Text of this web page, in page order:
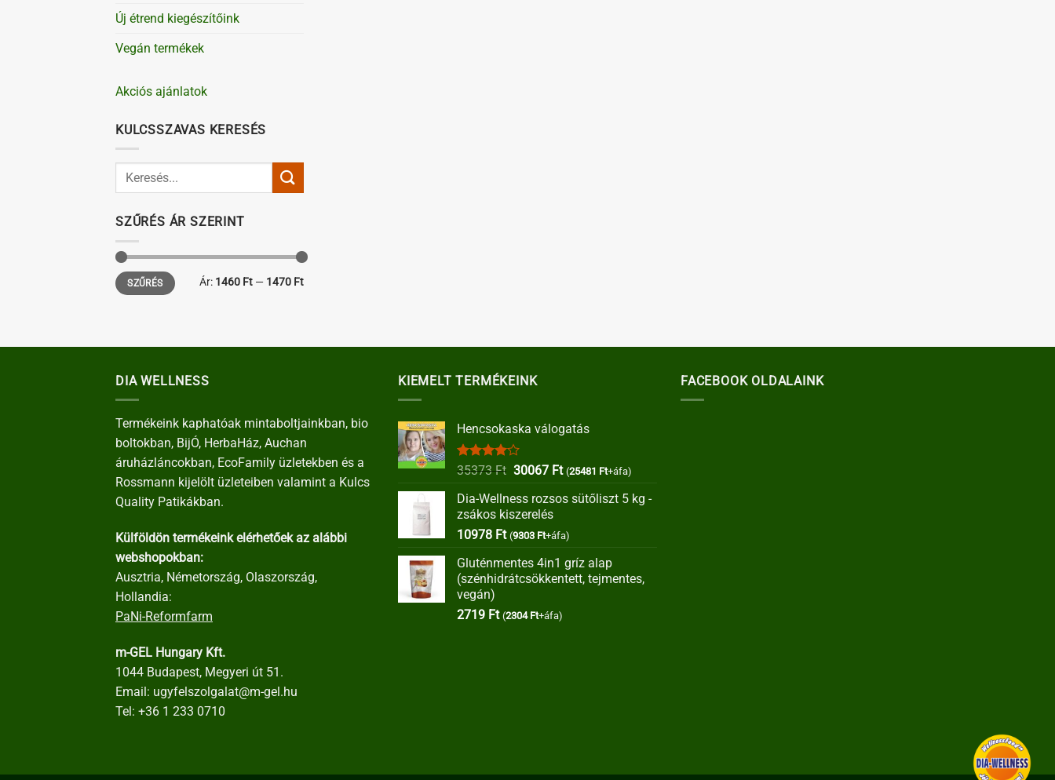
Új étrend kiegészítőink
Vegán termékek
Akciós ajánlatok
KULCSSZAVAS KERESÉS
SZŰRÉS ÁR SZERINT
Min
ár
Max
ár
SZŰRÉS Ár: 1460 Ft — 1470 Ft
DIA WELLNESS
Termékeink kaphatóak mintaboltjainkban, bio
boltokban, BijÓ, HerbaHáz, Auchan
áruházláncokban, EcoFamily üzletekben és a
Rossmann kijelölt üzleteiben valamint a Kulcs
Quality Patikákban.
Külföldön termékeink elérhetőek az alábbi
webshopokban:
Ausztria, Németország, Olaszország,
Hollandia:
PaNi-Reformfarm
m-GEL Hungary Kft.
1044 Budapest, Megyeri út 51.
Email: ugyfelszolgalat@m-gel.hu
Tel: +36 1 233 0710
KIEMELT TERMÉKEINK
Hencsokaska válogatás
Értékelés:
35373Ft Original
was:
35373 Ft.
30067 FtCurrent
is:
(25481 Ft+áfa)
Dia-Wellness rozsos sütőliszt 5 kg -
zsákos kiszerelés
10978 Ft (9303 Ft+áfa)
Gluténmentes 4in1 gríz alap
(szénhidrátcsökkentett, tejmentes,
vegán)
2719 Ft (2304 Ft+áfa)
FACEBOOK OLDALAINK